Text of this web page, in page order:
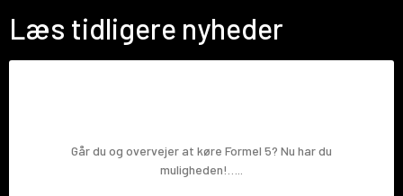
Læs tidligere nyheder
Går du og overvejer at køre Formel 5? Nu har du
muligheden!…..